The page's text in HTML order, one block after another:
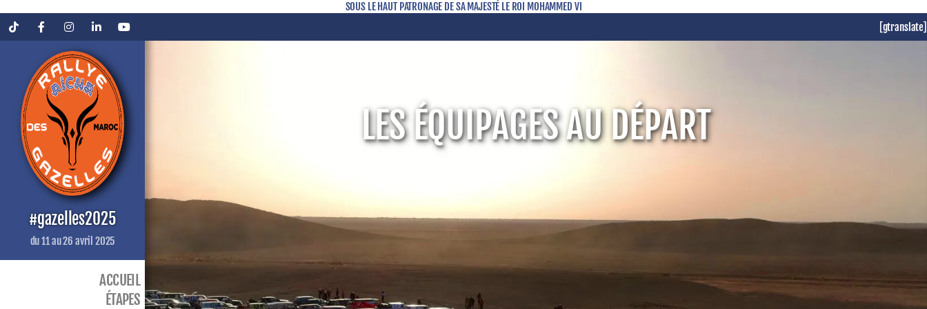
SOUS LE HAUT PATRONAGE DE SA MAJESTÉ LE ROI MOHAMMED VI
TiktokFacebookInstagramLinkedInYouTube [gtranslate]
#gazelles2025
du 11 au 26 avril 2025
ACCUEIL
ÉTAPES
LES ÉQUIPAGES AU DÉPART